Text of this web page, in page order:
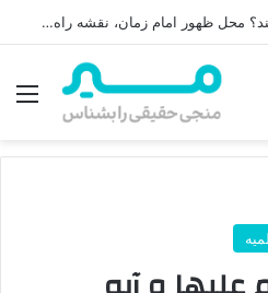
امام زمان از کجا ظهور می‌کند؟ محل ظهور امام زمان، نقشه راه ظهور از مکه تا پایتختی کوفه